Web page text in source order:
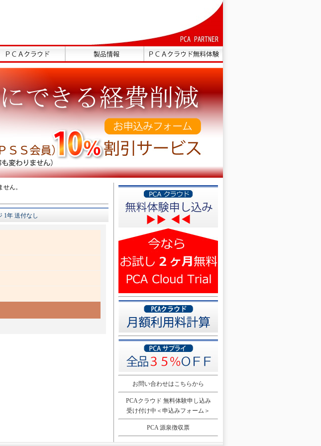
お問い合わせはこちらから
PCAクラウド 無料体験申し込み
受け付け中＜申込みフォーム＞
PCA 源泉徴収票
ん。
1年 送付なし